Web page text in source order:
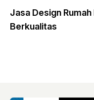
Jasa Design
Berkualitas